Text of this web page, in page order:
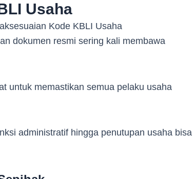
Usaha
dokumen resmi sering kali membawa
untuk memastikan semua pelaku usaha
administratif hingga penutupan usaha bisa